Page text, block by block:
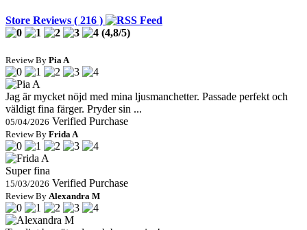
Store Reviews ( 216 )
(4,8/5)
Review By Pia A
Jag är mycket nöjd med mina ljusmanchetter. Passade perfekt och
väldigt fina färger. Pryder sin ...
05/04/2026 Verified Purchase
Review By Frida A
Super fina
15/03/2026 Verified Purchase
Review By Alexandra M